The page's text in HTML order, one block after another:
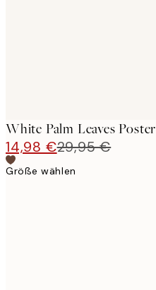
White Palm Leaves Poster
14,98 €29,95 €
Größe wählen